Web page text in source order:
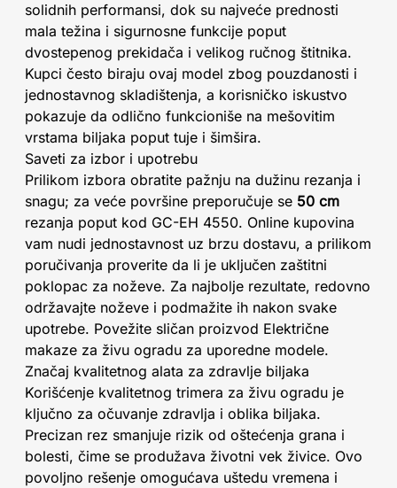
solidnih performansi, dok su najveće prednosti
mala težina i sigurnosne funkcije poput
dvostepenog prekidača i velikog ručnog štitnika.
Kupci često biraju ovaj model zbog pouzdanosti i
jednostavnog skladištenja, a korisničko iskustvo
pokazuje da odlično funkcioniše na mešovitim
vrstama biljaka poput tuje i šimšira.
Saveti za izbor i upotrebu
Prilikom izbora obratite pažnju na dužinu rezanja i
snagu; za veće površine preporučuje se 50 cm
rezanja poput kod GC-EH 4550. Online kupovina
vam nudi jednostavnost uz brzu dostavu, a prilikom
poručivanja proverite da li je uključen zaštitni
poklopac za noževe. Za najbolje rezultate, redovno
održavajte noževe i podmažite ih nakon svake
upotrebe. Povežite sličan proizvod Električne
makaze za živu ogradu za uporedne modele.
Značaj kvalitetnog alata za zdravlje biljaka
Korišćenje kvalitetnog trimera za živu ogradu je
ključno za očuvanje zdravlja i oblika biljaka.
Precizan rez smanjuje rizik od oštećenja grana i
bolesti, čime se produžava životni vek živice. Ovo
povoljno rešenje omogućava uštedu vremena i